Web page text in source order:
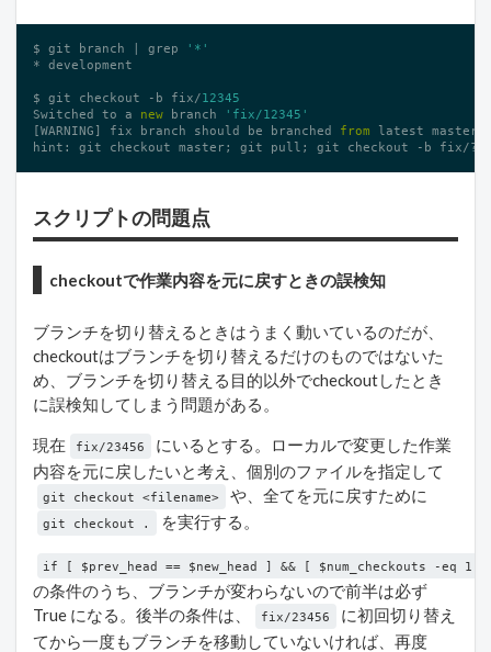
$ git branch | grep
'*'
* development
$ git checkout -b fix/12345
Switched to a new branch
'fix/12345'
[WARNING] fix branch should be branched from latest master.
hint: git checkout master; git pull; git checkout -b fix/
スクリプトの問題点
checkoutで作業内容を元に戻すときの誤検知
ブランチを切り替えるときはうまく動いているのだが、
checkoutはブランチを切り替えるだけのものではないた
め、ブランチを切り替える目的以外でcheckoutしたとき
に誤検知してしまう問題がある。
現在 fix/23456
にいるとする。ローカルで変更した作業
内容を元に戻したいと考え、個別のファイルを指定して
git checkout <filename> や、全てを元に戻すために
git checkout . を実行する。
if [ $prev_head == $new_head ] && [ $num_checkouts -eq 1
の条件のうち、ブランチが変わらないので前半は必ず
True になる。後半の条件は、
fix/23456
に初回切り替え
てから一度もブランチを移動していないければ、再度